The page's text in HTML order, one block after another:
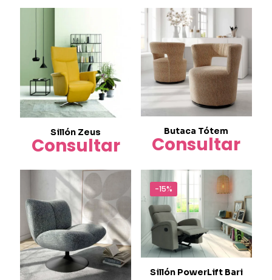
Sillón Zeus
Consultar
Butaca Tótem
Consultar
-15%
Sillón PowerLift Bari